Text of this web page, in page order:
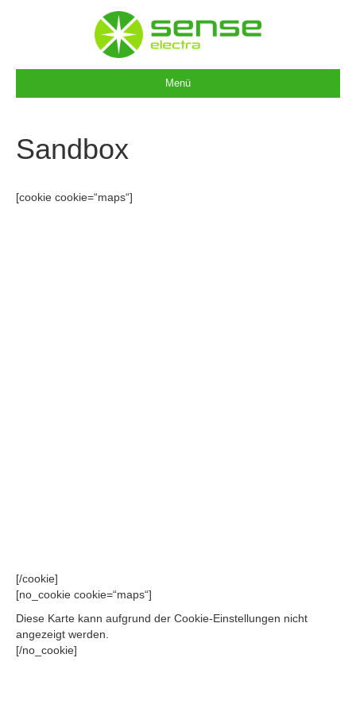
Menü
Sandbox
[cookie cookie=“maps“]
[/cookie]
[no_cookie cookie=“maps“]
Diese Karte kann aufgrund der Cookie-Einstellungen nicht
angezeigt werden.
[/no_cookie]